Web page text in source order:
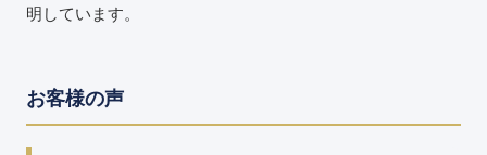
明しています。
お客様の声